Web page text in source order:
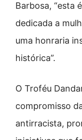
Barbosa, “esta
dedicada a
uma honraria
histórica”.
O Troféu
compromisso
antirracista,